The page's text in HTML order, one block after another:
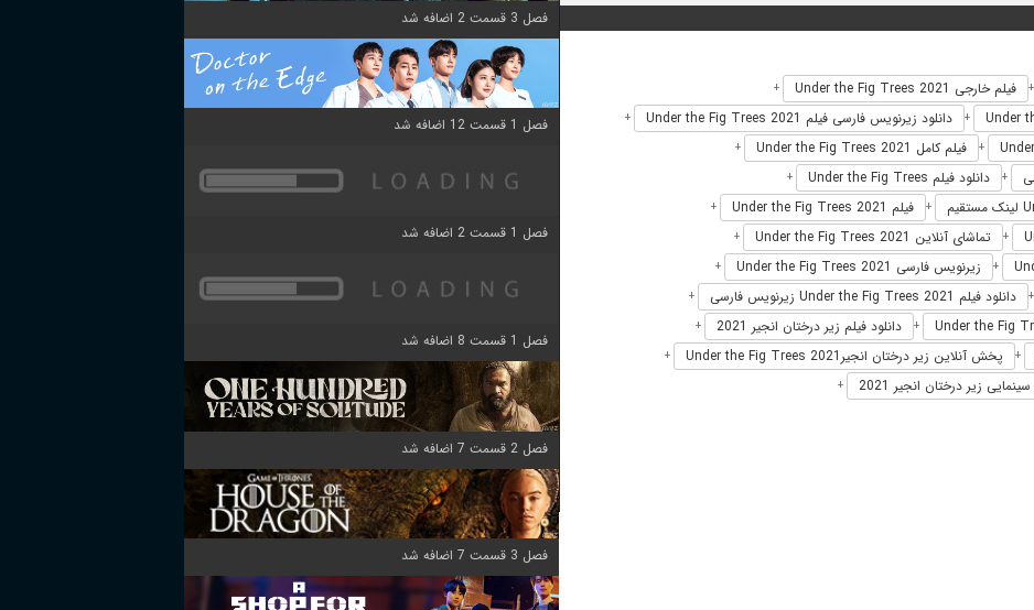
+ فیلم خارجی Under the Fig Trees 2021 +
+ دانلود زیرنویس فارسی فیلم Under the Fig Trees 2021 +
+ فیلم کامل Under the Fig Trees 2021 +
+ دانلود فیلم Under the Fig Trees +
+ فیلم Under the Fig Trees 2021 +
+ تماشای آنلاین Under the Fig Trees 2021 +
+ زیرنویس فارسی Under the Fig Trees 2021 +
+ دانلود فیلم Under the Fig Trees 2021 زیرنویس فارسی +
+ دانلود فیلم زیر درختان انجیر 2021 +
+ پخش آنلاین زیر درختان انجیرUnder the Fig Trees 2021 +
زیر درختان انجیر 2021 +
فصل 3 قسمت 2 اضافه شد
فصل 1 قسمت 12 اضافه شد
فصل 1 قسمت 2 اضافه شد
فصل 1 قسمت 8 اضافه شد
فصل 2 قسمت 7 اضافه شد
فصل 3 قسمت 7 اضافه شد